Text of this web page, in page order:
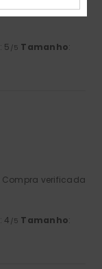
Compra verificada
: 5 /5 Tamanho:
Compra verificada
: 4 /5 Tamanho: